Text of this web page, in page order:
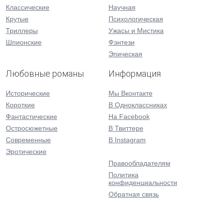
Классические
Крутые
Триллеры
Шпионские
Научная
Психологическая
Ужасы и Мистика
Фэнтези
Эпическая
Любовные романы
Исторические
Короткие
Фантастические
Остросюжетные
Современные
Эротические
Информация
Мы Вконтакте
В Одноклассниках
На Facebook
В Твиттере
В Instagram
Правообладателям
Политика
конфиденциальности
Обратная связь